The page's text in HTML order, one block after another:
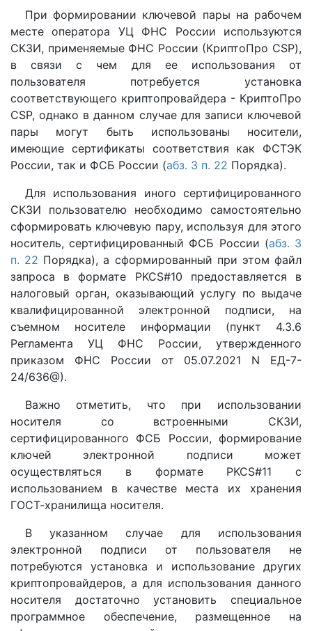
При формировании ключевой пары на рабочем
месте оператора УЦ ФНС России используются
СКЗИ, применяемые ФНС России (КриптоПро CSP),
в связи с чем для ее использования от
пользователя потребуется установка
соответствующего криптопровайдера - КриптоПро
CSP, однако в данном случае для записи ключевой
пары могут быть использованы носители,
имеющие сертификаты соответствия как ФСТЭК
России, так и ФСБ России (абз. 3 п. 22 Порядка).
Для использования иного сертифицированного
СКЗИ пользователю необходимо самостоятельно
сформировать ключевую пару, используя для этого
носитель, сертифицированный ФСБ России (абз. 3
п. 22 Порядка), а сформированный при этом файл
запроса в формате PKCS#10 предоставляется в
налоговый орган, оказывающий услугу по выдаче
квалифицированной электронной подписи, на
съемном носителе информации (пункт 4.3.6
Регламента УЦ ФНС России, утвержденного
приказом ФНС России от 05.07.2021 N ЕД-7-
24/636@).
Важно отметить, что при использовании
носителя со встроенными СКЗИ,
сертифицированного ФСБ России, формирование
ключей электронной подписи может
осуществляться в формате PKCS#11 с
использованием в качестве места их хранения
ГОСТ-хранилища носителя.
В указанном случае для использования
электронной подписи от пользователя не
потребуются установка и использование других
криптопровайдеров, а для использования данного
носителя достаточно установить специальное
программное обеспечение, размещенное на